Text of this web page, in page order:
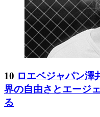
10 ロエベジャパン澤
界の自由さとエージ
る